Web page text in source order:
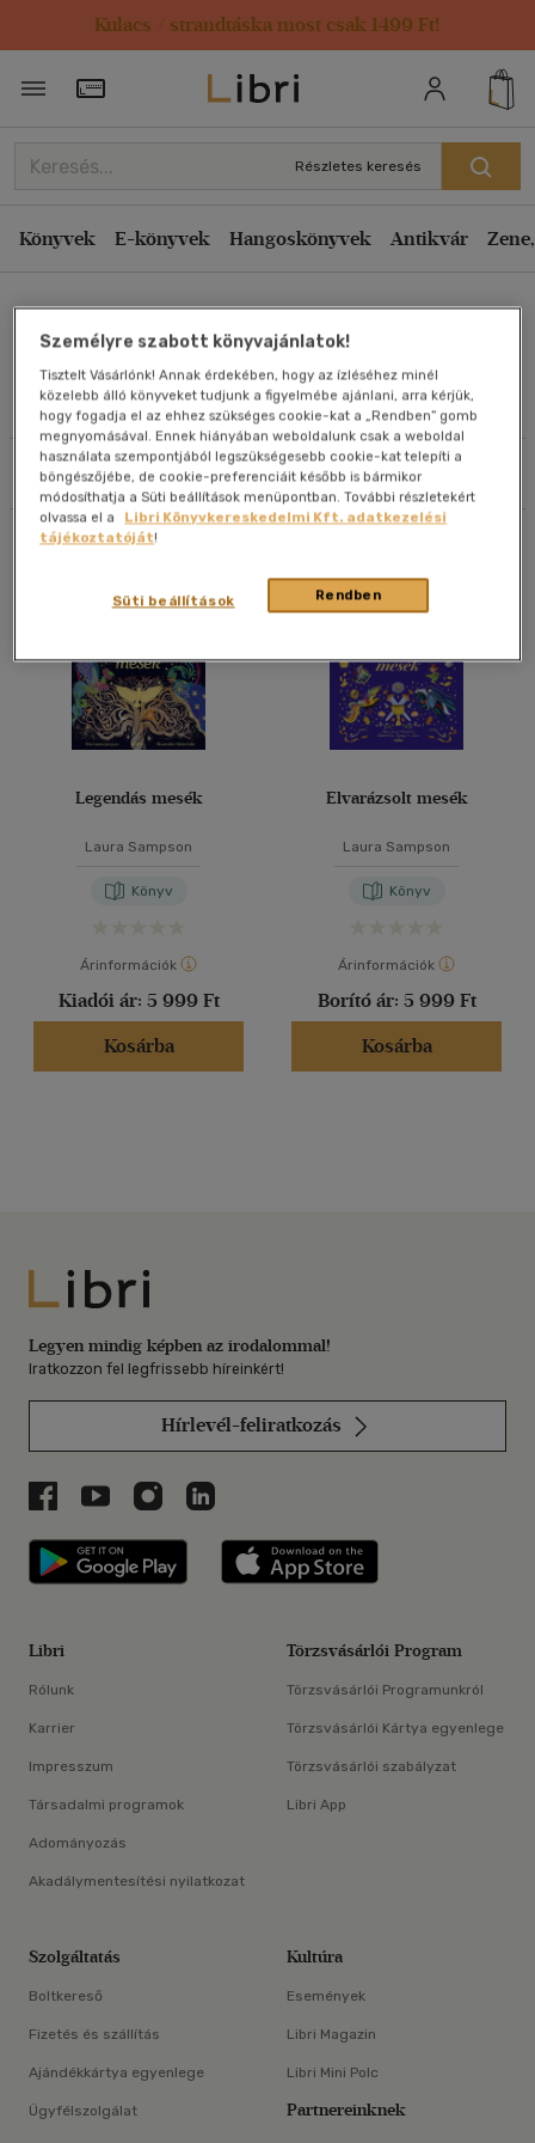
Kulacs / strandtáska most csak 1499 Ft!
Törzsvásárlói Kártya adatai
Részletes keresés
Könyvek E-könyvek Hangoskönyvek Antikvár
Laura Sampson
Művei
Szűrés Rendezés
Rendezés
Kiadás éve szerint csökkenő
Ár szerint csökkenő
Eladott darabszám szerint csökkenő
Eladott darabszám szerint növekvő
Cím szerint A-Z
Szerző szerint A-Z
Megjelenítés
20 db / oldal
Alkalmaz
Legendás mesék
Laura Sampson
Könyv
Árinformációk
Kiadói ár: 5 999 Ft
Kosárba
Elvarázsolt mesék
Laura Sampson
Könyv
Árinformációk
Borító ár: 5 999 Ft
Kosárba
Libri
Legyen mindig képben az irodalommal!
Iratkozzon fel legfrissebb híreinkért!
Hírlevél-feliratkozás
Libri a Facebookon
Libri a Youtube-on
Libri az Instagramon
Libri a LinkedInen
Libri applikáció Szerezd meg: Google
Libri
Rólunk
Karrier
Impresszum
Társadalmi programok
Adományozás
Akadálymentesítési nyilatkozat
Törzsvásárlói Program
Törzsvásárlói Programunkról
Törzsvásárlói Kártya egyenlege
Törzsvásárlói szabályzat
Libri App
Szolgáltatás
Boltkereső
Fizetés és szállítás
Ajándékkártya egyenlege
Ügyfélszolgálat
Kultúra
Események
Libri Magazin
Libri Mini Polc
Partnereinknek
Személyre szabott könyvajánlatok!
Tisztelt Vásárlónk! Annak érdekében, hogy az ízléséhez minél
közelebb álló könyveket tudjunk a figyelmébe ajánlani, arra kérjük,
hogy fogadja el az ehhez szükséges cookie-kat a „Rendben” gomb
megnyomásával. Ennek hiányában weboldalunk csak a weboldal
használata szempontjából legszükségesebb cookie-kat telepíti a
böngészőjébe, de cookie-preferenciáit később is bármikor
módosíthatja a Süti beállítások menüpontban. További részletekért
olvassa el a
Libri Könyvkereskedelmi Kft. adatkezelési
tájékoztatóját!
Rendben
Süti beállítások